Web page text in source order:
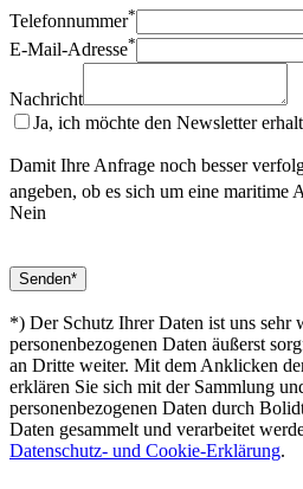
Telefonnummer*
E-Mail-Adresse*
Nachricht
Ja, ich möchte den Newsletter
Damit Ihre Anfrage noch besser
angeben, ob es sich um eine maritime
Nein
*) Der Schutz Ihrer Daten ist uns sehr
personenbezogenen Daten äußerst
an Dritte weiter. Mit dem Anklicken
erklären Sie sich mit der Sammlung
personenbezogenen Daten durch
Daten gesammelt und verarbeitet
Datenschutz- und Cookie-Erklärung.